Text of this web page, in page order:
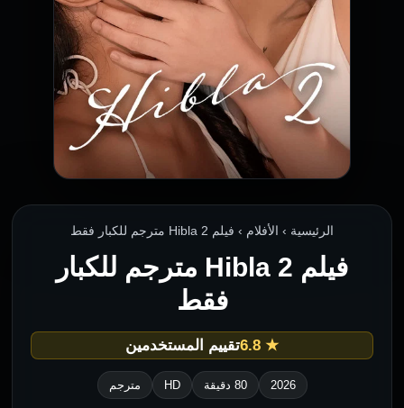
الرئيسية › الأفلام › فيلم Hibla 2 مترجم للكبار فقط
فيلم Hibla 2 مترجم للكبار
فقط
★ 6.8 تقييم المستخدمين
2026 80 دقيقة HD مترجم